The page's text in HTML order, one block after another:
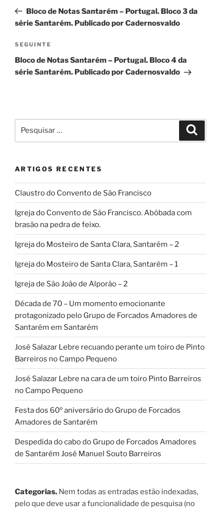
artigos
anterior
Bloco de Notas Santarém – Portugal. Bloco 3 da
série Santarém. Publicado por Cadernosvaldo
Conteúdo
seguinte
SEGUINTE
Bloco de Notas Santarém – Portugal. Bloco 4 da
série Santarém. Publicado por Cadernosvaldo
por:
ARTIGOS RECENTES
Claustro do Convento de São Francisco
Igreja do Convento de São Francisco. Abóbada com
brasão na pedra de feixo.
Igreja do Mosteiro de Santa Clara, Santarém – 2
Igreja do Mosteiro de Santa Clara, Santarém – 1
Igreja de São João de Alporão – 2
Década de 70 – Um momento emocionante
protagonizado pelo Grupo de Forcados Amadores de
Santarém em Santarém
José Salazar Lebre recuando perante um toiro de Pinto
Barreiros no Campo Pequeno
José Salazar Lebre na cara de um toiro Pinto Barreiros
no Campo Pequeno
Festa dos 60º aniversário do Grupo de Forcados
Amadores de Santarém
Despedida do cabo do Grupo de Forcados Amadores
de Santarém José Manuel Souto Barreiros
Categorias. Nem todas as entradas estão indexadas,
pelo que deve usar a funcionalidade de pesquisa (no